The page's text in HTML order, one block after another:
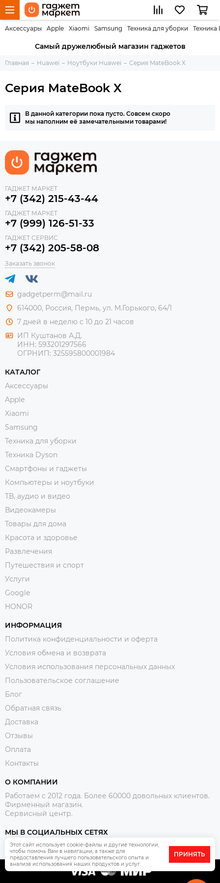
Аксессуары Apple Xiaomi Samsung Техника для уборки Техника
Самый дружелюбный магазин гаджетов
Главная Huawei Ноутбуки Huawei Серия MateBook X
Серия MateBook X
В данной категории пока пусто. Совсем скоро
мы наполним её замечательными товарами!
ГАДЖЕТ МАРКЕТ
+7 (342) 215-43-44
ГАДЖЕТ МАРКЕТ
+7 (999) 126-51-33
ГАДЖЕТ СЕРВИС
+7 (342) 205-58-08
Заказать звонок
gadgetperm@mail.ru
614000, Россия, Пермь, ул. М.Горького, 64/1
7 дней в неделю с 10 до 21 часов
ИП Куштанов А.Д.
ИНН: 593201297566
ОГРНИП: 325595800001984
КАТАЛОГ
Аксессуары
Apple
Xiaomi
Samsung
Техника для уборки
Техника Dyson
Смартфоны и гаджеты
Компьютеры и ноутбуки
ТВ, аудио и видео
Видеокамеры
Товары для дома
Красота и здоровье
Развлечения
Путешествия и спорт
Услуги
Google
HONOR
ИНФОРМАЦИЯ
Политика конфиденциальности и оферта
Условия обмена и возврата
Условия использования персональных данных
Пользовательское соглашение
Блог
Обратная связь
Доставка
Отзывы
Оплата
Контакты
О КОМПАНИИ
Работаем с 2012 года. Более 60000 довольных клиентов.
Фирменный магазин.
Сервисный центр.
МЫ В СОЦИАЛЬНЫХ СЕТЯХ
Этот сайт использует cookie-файлы и другие технологии,
чтобы помочь Вам в навигации, а также для
предоставления лучшего пользовательского опыта и
анализа использования наших продуктов и услуг.
ПРИНЯТЬ